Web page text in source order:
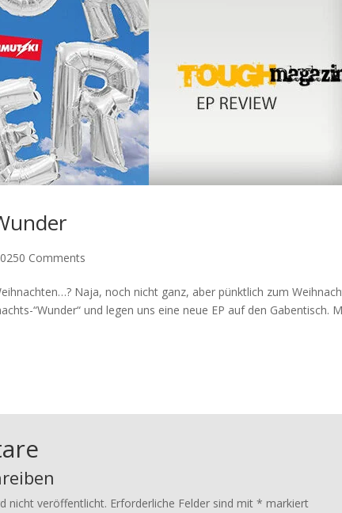
0 Comments
Naja, noch nicht ganz, aber pünktlich zum
“Wunder“ und legen uns eine neue EP auf den Gabentisch.
nicht veröffentlicht. Erforderliche Felder sind mit * markiert